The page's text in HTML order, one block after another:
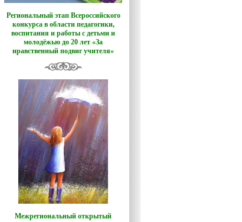
Региональный этап Всероссийского
конкурса в области педагогики,
воспитания и работы с детьми и
молодёжью до 20 лет «За
нравственный подвиг учителя»
Межрегиональный открытый